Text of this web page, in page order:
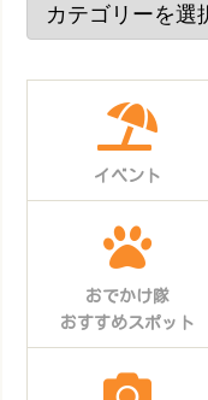
イベント
おでかけ隊
おすすめスポット